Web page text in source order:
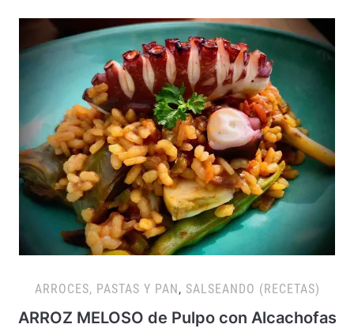
ARROCES, PASTAS Y PAN, SALSEANDO (RECETAS)
ARROZ MELOSO de Pulpo con Alcachofas